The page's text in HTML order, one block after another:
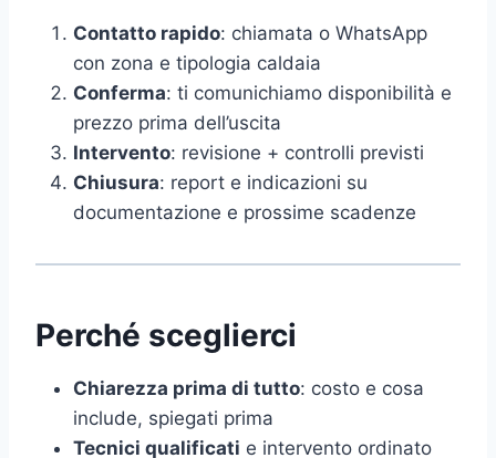
Contatto rapido: chiamata o WhatsApp
con zona e tipologia caldaia
Conferma: ti comunichiamo disponibilità e
prezzo prima dell’uscita
Intervento: revisione + controlli previsti
Chiusura: report e indicazioni su
documentazione e prossime scadenze
Perché sceglierci
Chiarezza prima di tutto: costo e cosa
include, spiegati prima
Tecnici qualificati e intervento ordinato